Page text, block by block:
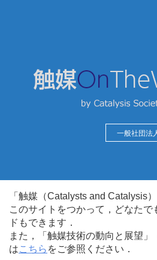
一般社団法
「触媒（Catalysts and Catalysis
このサイトをつかって，どなた
ドもできます．
また，「触媒技術の動向と展望
はこちら をご参照ください．